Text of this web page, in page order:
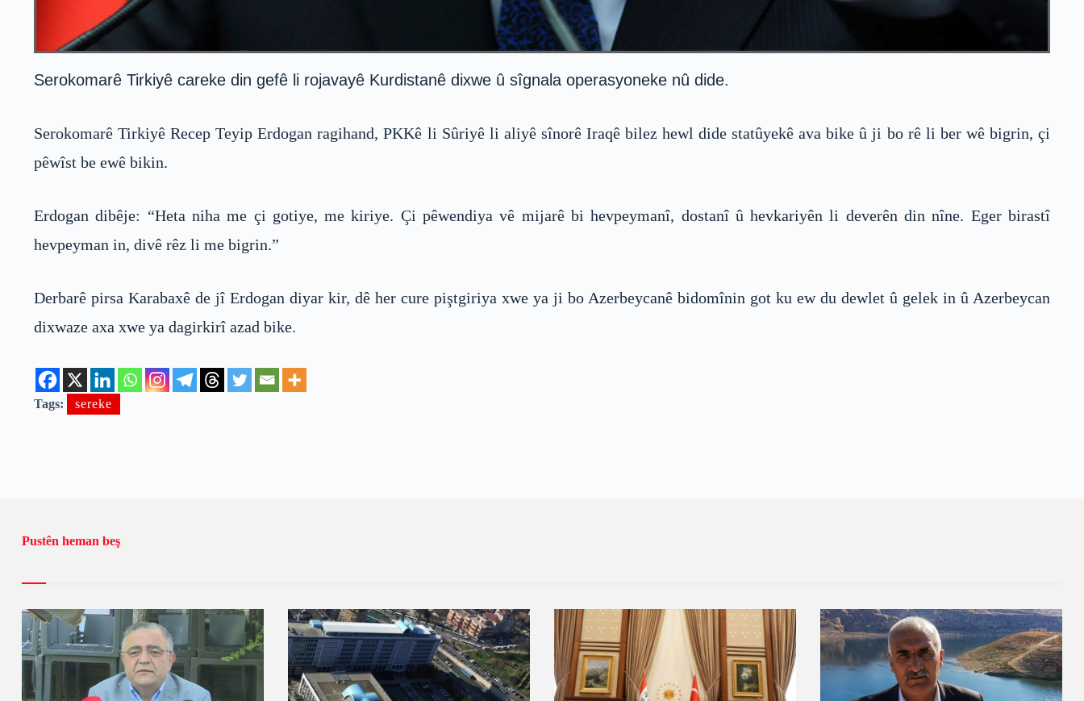
Serokomarê Tirkiyê careke din gefê li rojavayê Kurdistanê dixwe û sîgnala operasyoneke nû dide.
Serokomarê Tirkiyê Recep Teyip Erdogan ragihand, PKKê li Sûriyê li aliyê sînorê Iraqê bilez hewl dide statûyekê ava bike û ji bo rê li ber wê bigrin, çi
pêwîst be ewê bikin.
Erdogan dibêje: “Heta niha me çi gotiye, me kiriye. Çi pêwendiya vê mijarê bi hevpeymanî, dostanî û hevkariyên li deverên din nîne. Eger birastî
hevpeyman in, divê rêz li me bigrin.”
Derbarê pirsa Karabaxê de jî Erdogan diyar kir, dê her cure piştgiriya xwe ya ji bo Azerbeycanê bidomînin got ku ew du dewlet û gelek in û Azerbeycan
dixwaze axa xwe ya dagirkirî azad bike.
Tags: sereke
Pustên heman beş